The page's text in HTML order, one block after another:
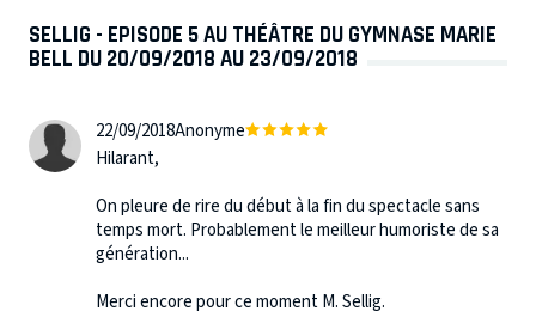
SELLIG - EPISODE 5 AU THÉÂTRE DU GYMNASE MARIE
BELL DU 20/09/2018 AU 23/09/2018
22/09/2018Anonyme
Hilarant,
On pleure de rire du début à la fin du spectacle sans
temps mort. Probablement le meilleur humoriste de sa
génération...
Merci encore pour ce moment M. Sellig.